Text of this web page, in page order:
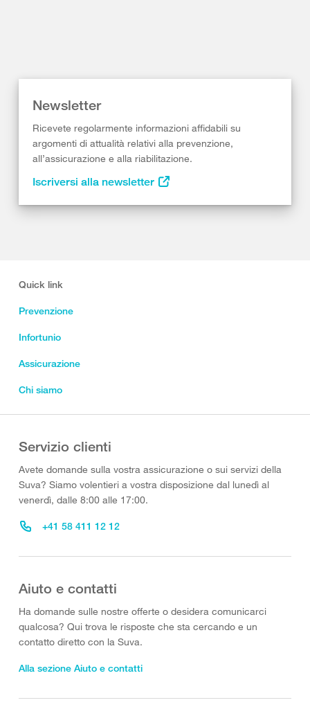
Newsletter
Ricevete regolarmente informazioni affidabili su
argomenti di attualità relativi alla prevenzione,
all’assicurazione e alla riabilitazione.
Iscriversi alla newsletter
Quick link
Prevenzione
Infortunio
Assicurazione
Chi siamo
Servizio clienti
Avete domande sulla vostra assicurazione o sui servizi della
Suva? Siamo volentieri a vostra disposizione dal lunedì al
venerdì, dalle 8:00 alle 17:00.
+41 58 411 12 12
Aiuto e contatti
Ha domande sulle nostre offerte o desidera comunicarci
qualcosa? Qui trova le risposte che sta cercando e un
contatto diretto con la Suva.
Alla sezione Aiuto e contatti